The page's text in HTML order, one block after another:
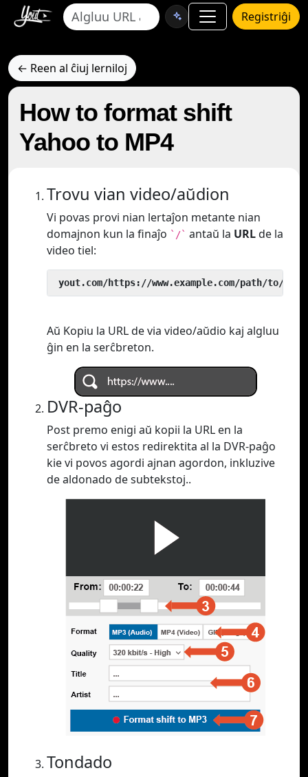
Registriĝi
← Reen al ĉiuj lerniloj
How to format shift
Yahoo to MP4
Trovu vian video/aŭdion
Vi povas provi nian lertaĵon metante nian
domajnon kun la finaĵo `/` antaŭ la URLde la
video tiel:
yout.com/https://www.example.com/path/to/
Aŭ Kopiu la URL de via video/aŭdio kaj algluu
ĝin en la serĉbreton.
DVR-paĝo
Post premo enigi aŭ kopii la URL en la
serĉbreto vi estos redirektita al la DVR-paĝo
kie vi povos agordi ajnan agordon, inkluzive
de aldonado de subtekstoj..
Tondado